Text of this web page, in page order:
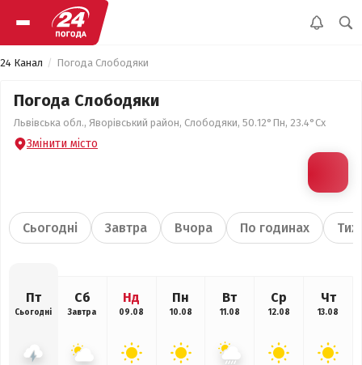
24 Канал Погода Слободяки
Погода Слободяки
Львівська обл., Яворівський район, Слободяки, 50.12°Пн, 23.4°Сх
Змінити місто
Сьогодні Завтра Вчора По годинах
Пт
Сьогодні
Сб
Завтра
Нд
09.08
Пн
10.08
Вт
11.08
Ср
12.08
Чт
13.08